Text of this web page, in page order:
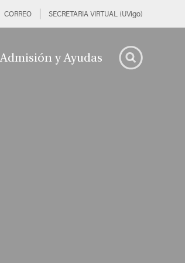
CORREO SECRETARIA VIRTUAL (UVigo)
Admisión y Ayudas